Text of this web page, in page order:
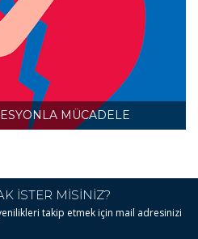
MÜCADELE
İSTER MİSİNİZ?
takip etmek için mail adresinizi